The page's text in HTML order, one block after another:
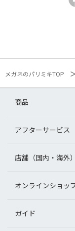
メガネのパリミキTOP
商品
アフターサービス
店舗（国内・海外）
オンラインショッ
ガイド